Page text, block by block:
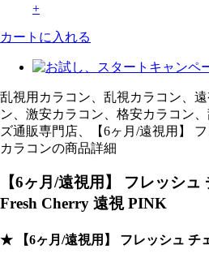
+
カートに入れる
乱視用カラコン、乱視カラコン、
ン、激安カラコン、格安カラコン
ズ通販専門店、【6ヶ月/遠視用】
カラコンの商品詳細
【6ヶ月/遠視用】 フレッシ
Fresh Cherry 遠視 PINK
★ 【6ヶ月/遠視用】 フレッシュ チ